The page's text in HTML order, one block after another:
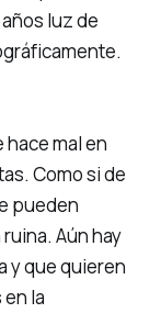
luz de
mal en
Como si de
pueden
Aún hay
y que quieren
la